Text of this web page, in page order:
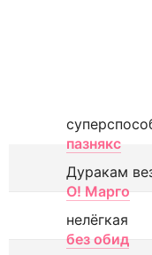
пазнякс
Дуракам
О! Марго
нелёгкая
без обид